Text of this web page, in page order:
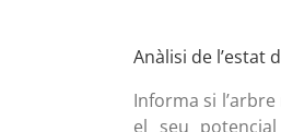
Anàlisi de l’estat
Informa si
el seu